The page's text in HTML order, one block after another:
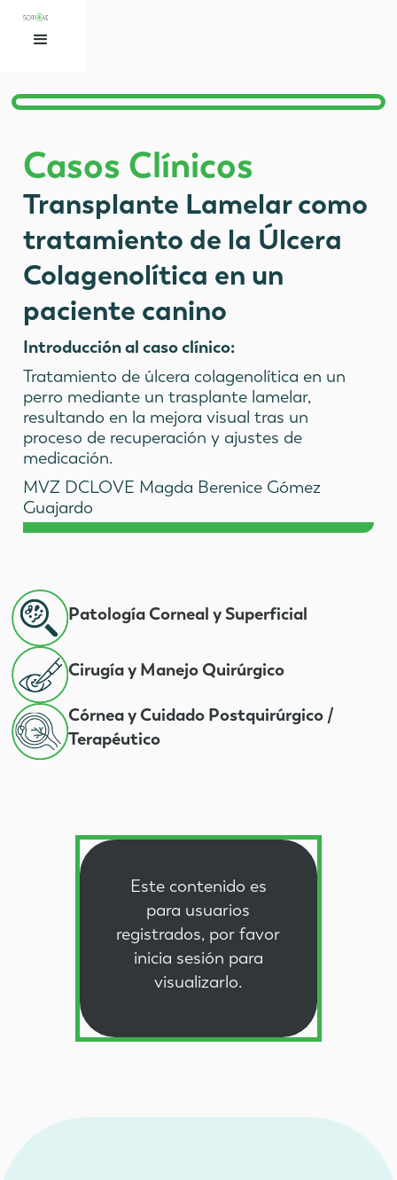
Casos Clínicos
Transplante Lamelar como
tratamiento de la Úlcera
Colagenolítica en un
paciente canino
Introducción al caso clínico:
Tratamiento de úlcera colagenolítica en un
perro mediante un trasplante lamelar,
resultando en la mejora visual tras un
proceso de recuperación y ajustes de
medicación.
MVZ DCLOVE Magda Berenice Gómez
Guajardo
Patología Corneal y Superficial
Cirugía y Manejo Quirúrgico
Córnea y Cuidado Postquirúrgico /
Terapéutico
Este contenido es
para usuarios
registrados, por favor
inicia sesión para
visualizarlo.